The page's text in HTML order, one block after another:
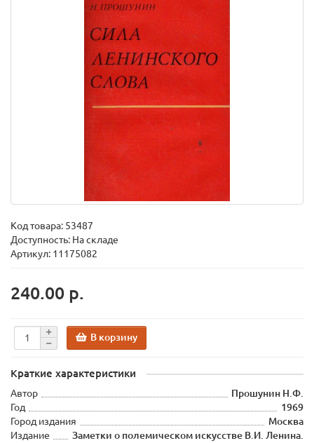
Код товара: 53487
Доступность: На складе
Артикул: 11175082
240.00 р.
В корзину
Краткие характеристики
Автор
Прошунин Н.Ф.
Год
1969
Город издания
Москва
Издание
Заметки о полемическом искусстве В.И. Ленина.